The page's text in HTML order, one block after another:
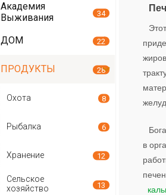
П
в
Академия
Выживания
34
ДОМ 22
ПРОДУКТЫ 28
Охота 8
Рыбалка 6
Хранение 12
Сельское
хозяйство
13